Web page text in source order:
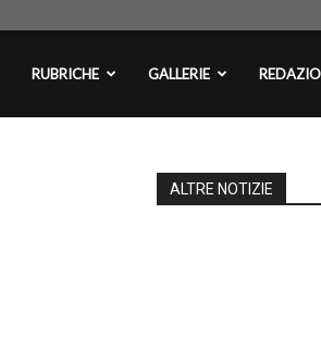
RUBRICHE GALLERIE
ALTRE NOTIZIE